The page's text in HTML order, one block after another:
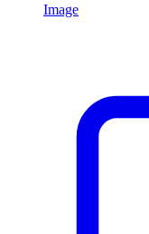
Image